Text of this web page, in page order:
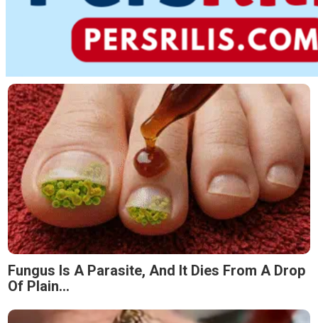
Fungus Is A Parasite, And It Dies From A Drop
Of Plain...